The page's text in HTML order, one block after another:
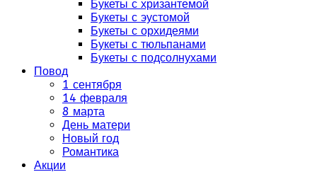
Букеты с хризантемой
Букеты с эустомой
Букеты с орхидеями
Букеты с тюльпанами
Букеты с подсолнухами
Повод
1 сентября
14 февраля
8 марта
День матери
Новый год
Романтика
Акции